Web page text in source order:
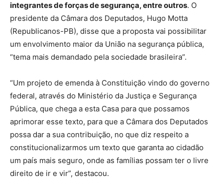
integrantes de forças de segurança, entre outros. O
presidente da Câmara dos Deputados, Hugo Motta
(Republicanos-PB), disse que a proposta vai possibilitar
um envolvimento maior da União na segurança pública,
“tema mais demandado pela sociedade brasileira”.
“Um projeto de emenda à Constituição vindo do governo
federal, através do Ministério da Justiça e Segurança
Pública, que chega a esta Casa para que possamos
aprimorar esse texto, para que a Câmara dos Deputados
possa dar a sua contribuição, no que diz respeito a
constitucionalizarmos um texto que garanta ao cidadão
um país mais seguro, onde as famílias possam ter o livre
direito de ir e vir”, destacou.